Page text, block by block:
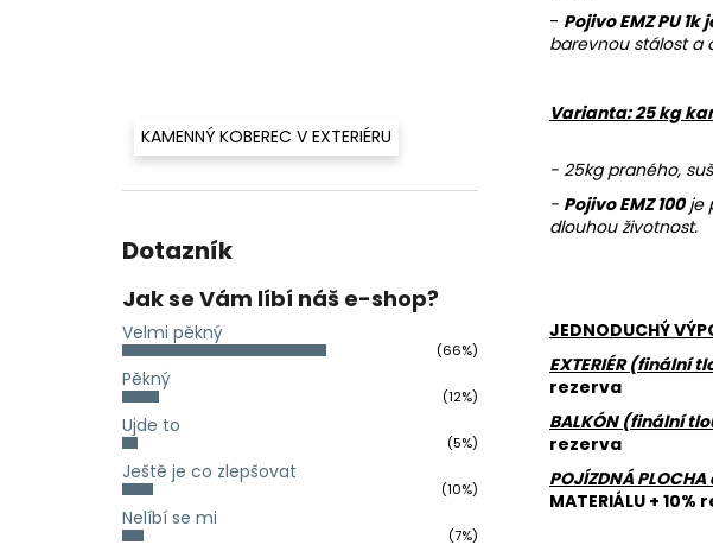
KAMENNÝ KOBEREC V EXTERIÉRU
Dotazník
Jak se Vám líbí náš e-shop?
Velmi pěkný
(66%)
Pěkný
(12%)
Ujde to
(5%)
Ještě je co zlepšovat
(10%)
Nelíbí se mi
(7%)
- Pojivo EMZ PU 1k
barevnou stálost a
Varianta: 25 kg
- 25kg praného,
- Pojivo EMZ 100je
dlouhou životnost.
JEDNODUCHÝ
EXTERIÉR (finální
rezerva
BALKÓN (finální
rezerva
POJÍZDNÁ
MATERIÁLU +